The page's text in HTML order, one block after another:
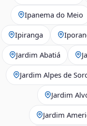
Ipanema do Meio
Ipiranga
Jardim Abatiá
Jardim Alpes de
Jardim
Jardim